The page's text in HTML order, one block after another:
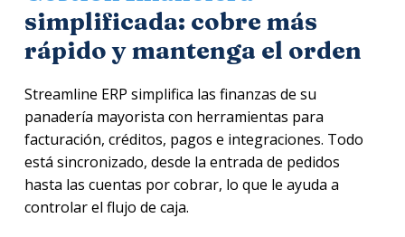
simplificada: cobre más
rápido y mantenga el orden
Streamline ERP simplifica las finanzas de su
panadería mayorista con herramientas para
facturación, créditos, pagos e integraciones. Todo
está sincronizado, desde la entrada de pedidos
hasta las cuentas por cobrar, lo que le ayuda a
controlar el flujo de caja.